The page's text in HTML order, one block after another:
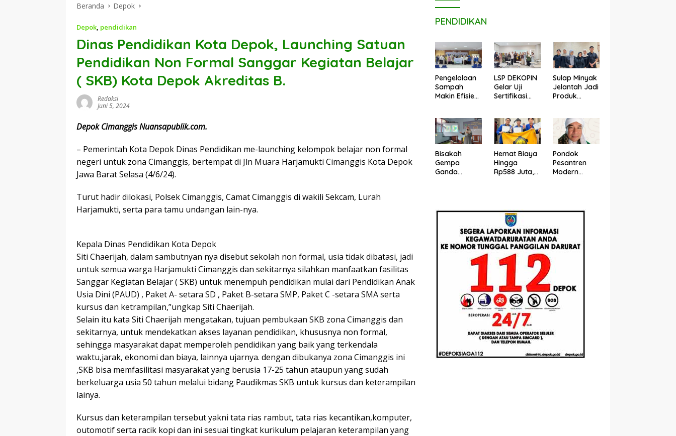
Beranda Depok
Depok, pendidikan
Dinas Pendidikan Kota Depok, Launching Satuan
Pendidikan Non Formal Sanggar Kegiatan Belajar
( SKB) Kota Depok Akreditas B.
Redaksi
Juni 5, 2024
Depok Cimanggis Nuansapublik.com.
– Pemerintah Kota Depok Dinas Pendidikan me-launching kelompok belajar non formal
negeri untuk zona Cimanggis, bertempat di Jln Muara Harjamukti Cimanggis Kota Depok
Jawa Barat Selasa (4/6/24).
Turut hadir dilokasi, Polsek Cimanggis, Camat Cimanggis di wakili Sekcam, Lurah
Harjamukti, serta para tamu undangan lain-nya.
Kepala Dinas Pendidikan Kota Depok
Siti Chaerijah, dalam sambutnyan nya disebut sekolah non formal, usia tidak dibatasi, jadi
untuk semua warga Harjamukti Cimanggis dan sekitarnya silahkan manfaatkan fasilitas
Sanggar Kegiatan Belajar ( SKB) untuk menempuh pendidikan mulai dari Pendidikan Anak
Usia Dini (PAUD) , Paket A- setara SD , Paket B-setara SMP, Paket C -setara SMA serta
kursus dan ketrampilan,”ungkap Siti Chaerijah.
Selain itu kata Siti Chaerijah mengatakan, tujuan pembukaan SKB zona Cimanggis dan
sekitarnya, untuk mendekatkan akses layanan pendidikan, khususnya non formal,
sehingga masyarakat dapat memperoleh pendidikan yang baik yang terkendala
waktu,jarak, ekonomi dan biaya, lainnya ujarnya. dengan dibukanya zona Cimanggis ini
,SKB bisa memfasilitasi masyarakat yang berusia 17-25 tahun ataupun yang sudah
berkeluarga usia 50 tahun melalui bidang Paudikmas SKB untuk kursus dan keterampilan
lainya.
Kursus dan keterampilan tersebut yakni tata rias rambut, tata rias kecantikan,komputer,
outomotif serta racik kopi dan ini sesuai tingkat kurikulum pelajaran keterampilan yang
PENDIDIKAN
Pengelolaan
Sampah
Makin Efisien,
UPER
Kembangkan
Netrash
LSP DEKOPIN
Gelar Uji
Sertifikasi
Pendamping
Koperasi
Bersertifikat
BNSP di
Kampus STIE
MBI Depok.
Sulap Minyak
Jelantah Jadi
Produk
Mahasiswa
UPER Raih
Pendanaan
P2MW 2026
Bisakah
Gempa
Ganda
Penjelasan
Ilmiahnya
Hemat Biaya
Hingga
Rp588 Juta,
Konstruksi
Berbasis
Augmented
Reality
Pondok
Pesantren
Modern
Tahun Ajaran
2026-2027